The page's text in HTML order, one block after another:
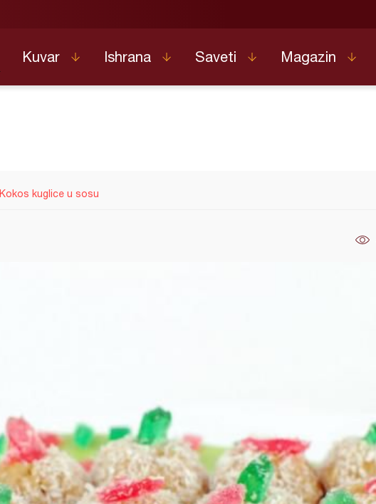
Kuvar Ishrana Saveti Magazin
Kokos kuglice u sosu